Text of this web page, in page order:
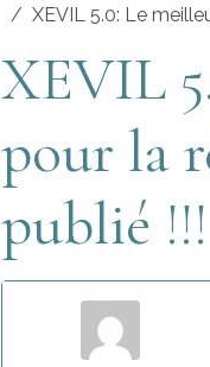
XEVIL 5.0: Le
XEVIL
pour la
publié !!!